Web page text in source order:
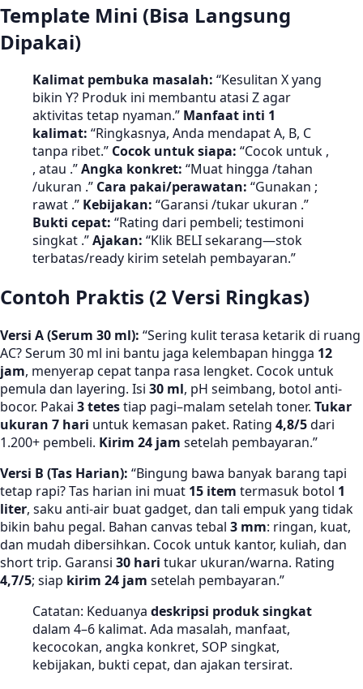
Template Mini (Bisa Langsung
Dipakai)
Kalimat pembuka masalah: “Kesulitan X yang
bikin Y? Produk ini membantu atasi Z agar
aktivitas tetap nyaman.” Manfaat inti 1
kalimat: “Ringkasnya, Anda mendapat A, B, C
tanpa ribet.” Cocok untuk siapa: “Cocok untuk ,
, atau .”Angka konkret: “Muat hingga /tahan
/ukuran .” Cara pakai/perawatan: “Gunakan ;
rawat .” Kebijakan: “Garansi /tukar ukuran .”
Bukti cepat: “Rating dari pembeli; testimoni
singkat .”Ajakan: “Klik BELI sekarang—stok
terbatas/ready kirim setelah pembayaran.”
Contoh Praktis (2 Versi Ringkas)
Versi A (Serum 30 ml): “Sering kulit terasa ketarik di ruang
AC? Serum 30 ml ini bantu jaga kelembapan hingga 12
jam, menyerap cepat tanpa rasa lengket. Cocok untuk
pemula dan layering. Isi 30 ml, pH seimbang, botol anti-
bocor. Pakai 3 tetestiap pagi–malam setelah toner. Tukar
ukuran 7 hari untuk kemasan paket. Rating 4,8/5dari
1.200+ pembeli. Kirim 24 jam setelah pembayaran.”
Versi B (Tas Harian): “Bingung bawa banyak barang tapi
tetap rapi? Tas harian ini muat 15 item termasuk botol 1
liter, saku anti-air buat gadget, dan tali empuk yang tidak
bikin bahu pegal. Bahan canvas tebal 3 mm: ringan, kuat,
dan mudah dibersihkan. Cocok untuk kantor, kuliah, dan
short trip. Garansi 30 hari tukar ukuran/warna. Rating
4,7/5; siap kirim 24 jam setelah pembayaran.”
Catatan: Keduanya deskripsi produk singkat
dalam 4–6 kalimat. Ada masalah, manfaat,
kecocokan, angka konkret, SOP singkat,
kebijakan, bukti cepat, dan ajakan tersirat.